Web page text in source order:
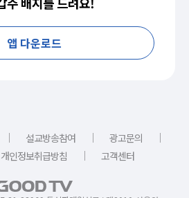
앱 다운로드
｜ 설교방송참여 ｜ 광고문의
｜
개인정보취급방침 ｜ 고객센터